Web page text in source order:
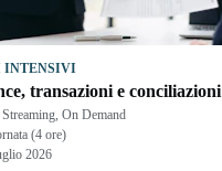
INTENSIVI
transazioni e conciliazioni
On Demand
(4 ore)
2026